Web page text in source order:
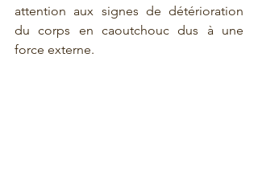
attention aux signes de détérioration
du corps en caoutchouc dus à une
force externe.